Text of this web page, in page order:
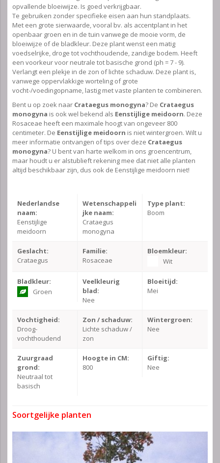
opvallende bloeiwijze. Is goed verkrijgbaar.
Te gebruiken zonder specifieke eisen aan hun standplaats.
Met een grote sierwaarde, vooral bv. als accentplant in het
openbaar groen en in de tuin vanwege de mooie vorm, de
bloeiwijze of de bladkleur. Deze plant wenst een matig
voedselrijke, droge tot vochthoudende, zandige bodem. Heeft
een voorkeur voor neutrale tot basische grond (ph = 7 - 9).
Verlangt een plekje in de zon of lichte schaduw. Deze plant is,
vanwege oppervlakkige worteling of grote
vocht-/voedingopname, lastig met vaste planten te combineren.
Bent u op zoek naar Crataegus monogyna? De Crataegus
monogyna is ook wel bekend als Eenstijlige meidoorn. Deze
Rosaceae heeft een maximale hoogt van ongeveer 800
centimeter. De Eenstijlige meidoorn is niet wintergroen. Wilt u
meer informatie ontvangen of tips over deze Crataegus
monogyna? U bent van harte welkom in ons groencentrum,
maar houdt u er alstublieft rekening mee dat niet alle planten
altijd beschikbaar zijn, dus ook de Eenstijlige meidoorn niet!
Nederlandse
naam:
Eenstijlige
meidoorn
Wetenschappeli
jke naam:
Crataegus
monogyna
Type plant:
Boom
Geslacht:
Crataegus
Familie:
Rosaceae
Bloemkleur:
Wit
Bladkleur:
Groen
Veelkleurig
blad:
Nee
Bloeitijd:
Mei
Vochtigheid:
Droog-
vochthoudend
Zon / schaduw:
Lichte schaduw /
zon
Wintergroen:
Nee
Zuurgraad
grond:
Neutraal tot
basisch
Hoogte in CM:
800
Giftig:
Nee
Soortgelijke planten